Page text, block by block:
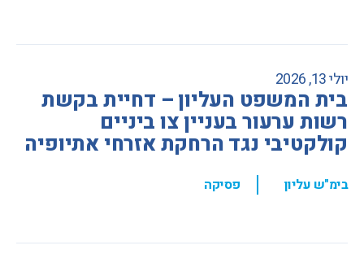
יולי 13, 2026
בית המשפט העליון – דחיית בקשת
רשות ערעור בעניין צו ביניים
קולקטיבי נגד הרחקת אזרחי אתיופיה
בימ"ש עליון , פסיקה